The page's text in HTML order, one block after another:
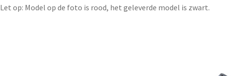
Let op: Model op de foto is rood, het geleverde model is zwart.